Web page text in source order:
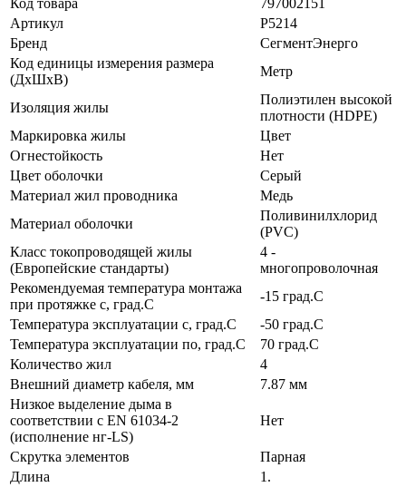
Артикул
Р5214
Бренд
СегментЭнерго
Код единицы измерения размера
(ДхШхВ)
Метр
Изоляция жилы
Полиэтилен высокой
плотности (HDPE)
Маркировка жилы
Цвет
Огнестойкость
Нет
Цвет оболочки
Серый
Материал жил проводника
Медь
Материал оболочки
Поливинилхлорид
(PVC)
Класс токопроводящей жилы
(Европейские стандарты)
4 -
многопроволочная
Рекомендуемая температура монтажа
при протяжке с, град.C
-15 град.C
Температура эксплуатации с, град.C
-50 град.C
Температура эксплуатации по, град.C
70 град.C
Количество жил
4
Внешний диаметр кабеля, мм
7.87 мм
Низкое выделение дыма в
соответствии с EN 61034-2
(исполнение нг-LS)
Нет
Скрутка элементов
Парная
Длина
1.